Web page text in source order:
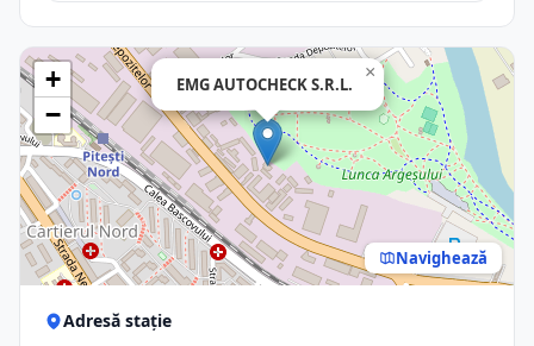
EMG AUTOCHECK S.R.L.
×
+
−
Navighează
Adresă stație